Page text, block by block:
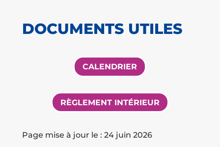
DOCUMENTS UTILES
CALENDRIER
RÈGLEMENT INTÉRIEUR
Page mise à jour le : 24 juin 2026